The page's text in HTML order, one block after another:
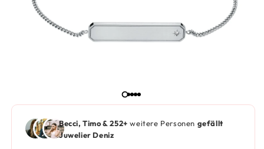
Becci, Timo & 252+ weitere Personen gefällt
Juwelier Deniz